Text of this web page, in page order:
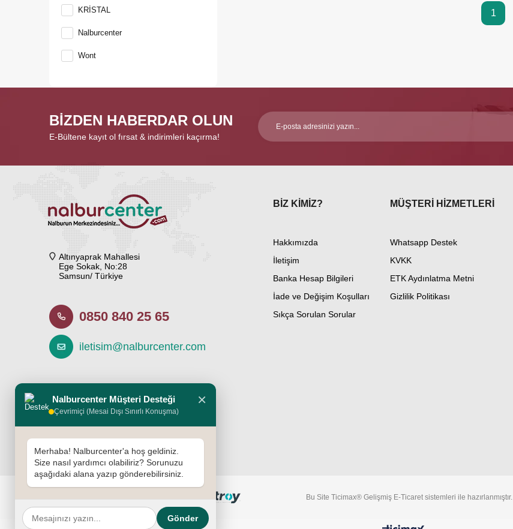
Nalburcenter Müşteri Desteği
Çevrimiçi (Mesai Dışı Sınırlı Konuşma)
×
Merhaba! Nalburcenter'a hoş geldiniz.
Size nasıl yardımcı olabiliriz? Sorunuzu
aşağıdaki alana yazıp gönderebilirsiniz.
Gönder
Dedantörler
İkaz Lambaları
Fındık Kırıcılar
Çamaşır Makinası Hortumu
Kroşe ve Dübeller
Bağlama Aparatları
Pançlar
Eldivenler
Derz Ürünleri
Duş Kanalları
Örtüler
Tekerler
Yapıştırıcılar
Genel Bakım Spreyleri
Irgatlar
Caraskallar
Bagaj Lastikleri
Tasmalar
Kumlama Tabancaları
KRİSTAL
Nalburcenter
Wont
1
BİZDEN HABERDAR OLUN
E-Bültene kayıt ol fırsat & indirimleri kaçırma!
Altınyaprak Mahallesi
Ege Sokak, No:28
Samsun/ Türkiye
0850 840 25 65
iletisim@nalburcenter.com
BİZ KİMİZ?
Hakkımızda
İletişim
Banka Hesap Bilgileri
İade ve Değişim Koşulları
Sıkça Sorulan Sorular
MÜŞTERİ HİZMETLERİ
Whatsapp Destek
KVKK
ETK Aydınlatma Metni
Gizlilik Politikası
Bu Site Ticimax® Gelişmiş E-Ticaret sistemleri ile hazırlanmıştır.